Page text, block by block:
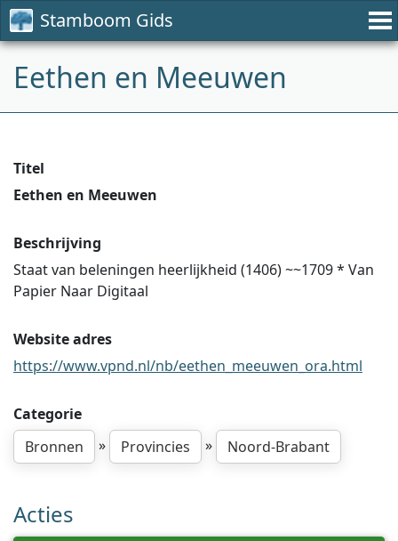
Stamboom Gids
Eethen en Meeuwen
Titel
Eethen en Meeuwen
Beschrijving
Staat van beleningen heerlijkheid (1406) ~~1709 * Van
Papier Naar Digitaal
Website adres
https://www.vpnd.nl/nb/eethen_meeuwen_ora.html
Categorie
Bronnen
» Provincies » Noord-Brabant
Acties